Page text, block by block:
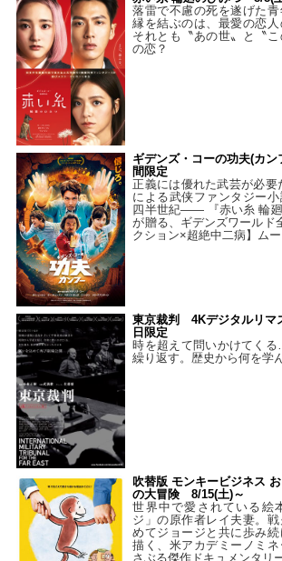
落雷で不慮の死を遂げた
縁を結ぶのは、最愛の恋
それとも〝あの世〟と〝
の恋？
ギデンズ・コーの功夫(カ
間限定
正義には優れた武芸が必要
による武侠ファンタジー
四半世紀―― 『赤い糸 輪
が贈る、ギデンズワールド
クション×超絶中二病】ムー
東京裁判 4Kデジタルリマ
日限定
時を超えて問いかけてく
繰り返す。歴史から何を学
吹替版 モンキービジネス
の大冒険 8/15(土)～
世界中で愛されている絵
ジ」の原作者レイ夫妻。
めてジョージと共に歩み
描く、米アカデミーノミ
さぶる傑作ドキュメンタリ